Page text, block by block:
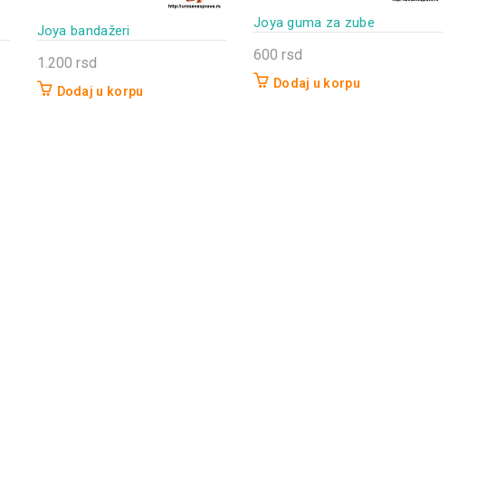
Joya bandažeri
1.200 rsd
Dodaj u korpu
Joya guma za zube
600 rsd
Dodaj u korpu